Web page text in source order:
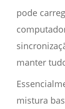
pode
manter
mistura